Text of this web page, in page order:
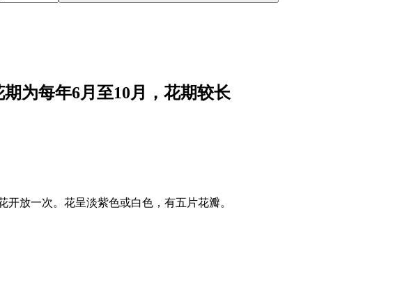
为每年6月至10月，花期较长
放一次。花呈淡紫色或白色，有五片花瓣。